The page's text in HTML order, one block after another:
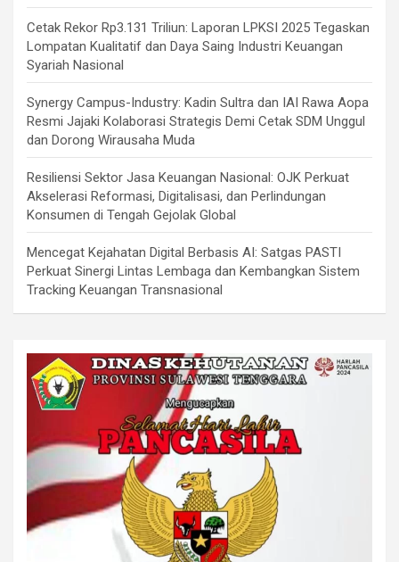
Cetak Rekor Rp3.131 Triliun: Laporan LPKSI 2025 Tegaskan
Lompatan Kualitatif dan Daya Saing Industri Keuangan
Syariah Nasional
Synergy Campus-Industry: Kadin Sultra dan IAI Rawa Aopa
Resmi Jajaki Kolaborasi Strategis Demi Cetak SDM Unggul
dan Dorong Wirausaha Muda
Resiliensi Sektor Jasa Keuangan Nasional: OJK Perkuat
Akselerasi Reformasi, Digitalisasi, dan Perlindungan
Konsumen di Tengah Gejolak Global
Mencegat Kejahatan Digital Berbasis AI: Satgas PASTI
Perkuat Sinergi Lintas Lembaga dan Kembangkan Sistem
Tracking Keuangan Transnasional